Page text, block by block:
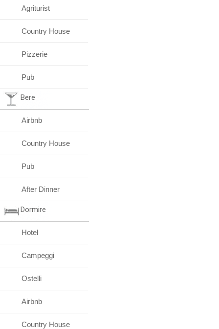
Agriturist
Country House
Pizzerie
Pub
Bere
Airbnb
Country House
Pub
After Dinner
Dormire
Hotel
Campeggi
Ostelli
Airbnb
Country House